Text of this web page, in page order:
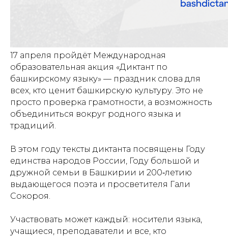
17 апреля пройдёт Международная
образовательная акция «Диктант по
башкирскому языку» — праздник слова для
всех, кто ценит башкирскую культуру. Это не
просто проверка грамотности, а возможность
объединиться вокруг родного языка и
традиций.
В этом году тексты диктанта посвящены Году
единства народов России, Году большой и
дружной семьи в Башкирии и 200‑летию
выдающегося поэта и просветителя Гали
Сокороя.
Участвовать может каждый: носители языка,
учащиеся, преподаватели и все, кто